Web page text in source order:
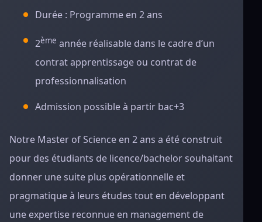
Durée : Programme en 2 ans
2ème année réalisable dans le cadre d’un
contrat apprentissage ou contrat de
professionnalisation
Admission possible à partir bac+3
Notre Master of Science en 2 ans a été construit
pour des étudiants de licence/bachelor souhaitant
donner une suite plus opérationnelle et
pragmatique à leurs études tout en développant
une expertise reconnue en management de